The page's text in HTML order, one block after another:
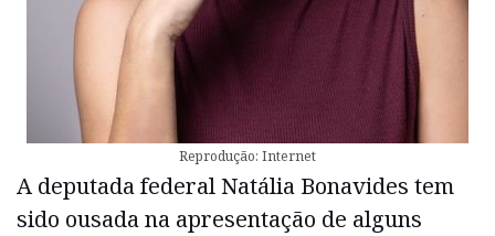
Reprodução: Internet
A deputada federal Natália Bonavides tem
sido ousada na apresentação de alguns